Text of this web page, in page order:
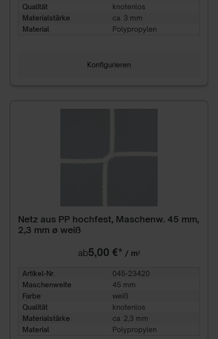
Qualität
knotenlos
Materialstärke
ca. 3 mm
Material
Polypropylen
Konfigurieren
Netz aus PP hochfest, Maschenw. 45 mm,
2,3 mm ø weiß
ab5,00 €* / m²
Artikel-Nr.
045-23420
Maschenweite
45 mm
Farbe
weiß
Qualität
knotenlos
Materialstärke
ca. 2,3 mm
Material
Polypropylen